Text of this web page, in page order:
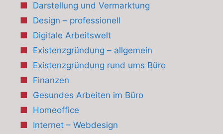
Darstellung und Vermarktung
Design – professionell
Digitale Arbeitswelt
Existenzgründung – allgemein
Existenzgründung rund ums Büro
Finanzen
Gesundes Arbeiten im Büro
Homeoffice
Internet – Webdesign